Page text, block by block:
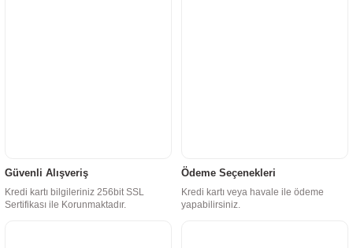
Güvenli Alışveriş
Kredi kartı bilgileriniz 256bit SSL
Sertifikası ile Korunmaktadır.
Ödeme Seçenekleri
Kredi kartı veya havale ile ödeme
yapabilirsiniz.